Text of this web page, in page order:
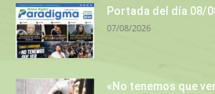
Portada del día 08/
07/08/2026
«No tenemos que